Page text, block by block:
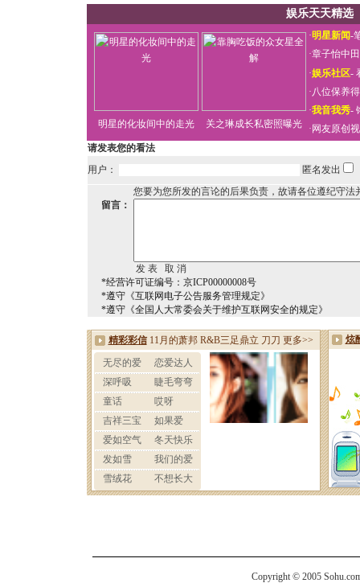
娱乐天天精选
明星的化妆间中的走光 关之琳成长私密照曝光
·明星新闻-
·章子怡中
·娱乐社区-
·八位保养
·我音我秀-
· 网友原创
请发表您的看法
用户：
匿名发出
您要为您所发的言论的后果负责，故请各位遵纪守法
留言：
*经营许可证编号：京ICP00000008号
*遵守《互联网电子公告服务管理规定》
*遵守《全国人大常委会关于维护互联网安全的规定》
Copyright © 2005